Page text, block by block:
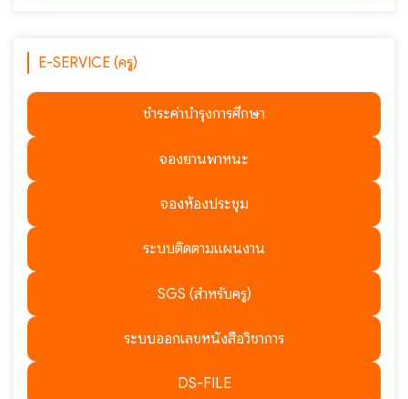
E-SERVICE (ครู)
ชำระค่าบำรุงการศึกษา
จองยานพาหนะ
จองห้องประชุม
ระบบติดตามแผนงาน
SGS (สำหรับครู)
ระบบออกเลขหนังสือวิชาการ
DS-FILE